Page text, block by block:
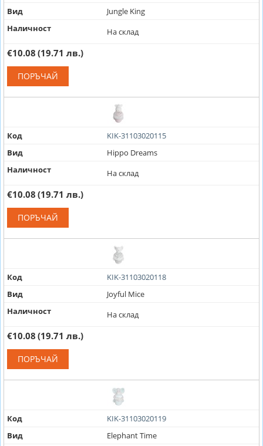
Вид
Jungle King
Наличност
На склад
€10.08 (19.71 лв.)
ПОРЪЧАЙ
Код
KIK-31103020115
Вид
Hippo Dreams
Наличност
На склад
€10.08 (19.71 лв.)
ПОРЪЧАЙ
Код
KIK-31103020118
Вид
Joyful Mice
Наличност
На склад
€10.08 (19.71 лв.)
ПОРЪЧАЙ
Код
KIK-31103020119
Вид
Elephant Time